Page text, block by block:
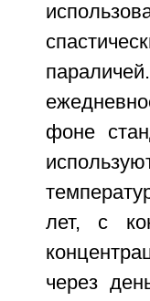
фоне
лет, с
через